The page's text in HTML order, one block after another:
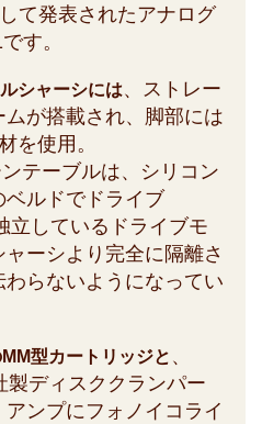
て発表されたアナログ
す。
シャーシには、ストレー
ムが搭載され、脚部には
を使用。
テーブルは、シリコン
ルドでドライブ
立しているドライブモ
ーシより完全に隔離さ
らないようになってい
型カートリッジと 、
製ディスククランパー
ンプにフォノイコライ